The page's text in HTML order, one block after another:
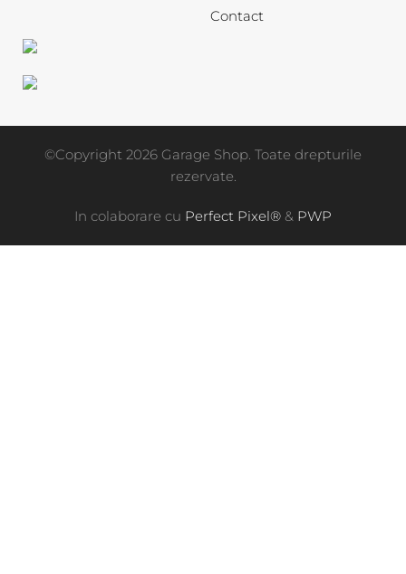
Contact
©Copyright 2026 Garage Shop. Toate drepturile
rezervate.
In colaborare cu Perfect Pixel® & PWP